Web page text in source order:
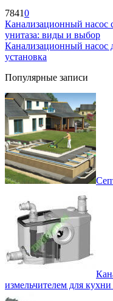
78410
Канализационный насос
унитаза: виды и выбор
Канализационный насос
установка
Популярные записи
измельчителем для